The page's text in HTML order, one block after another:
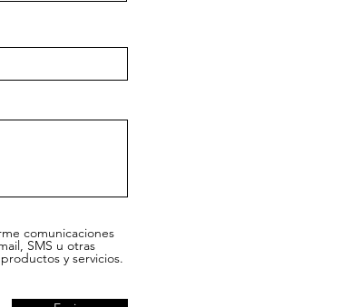
comunicaciones
SMS u otras
y servicios.